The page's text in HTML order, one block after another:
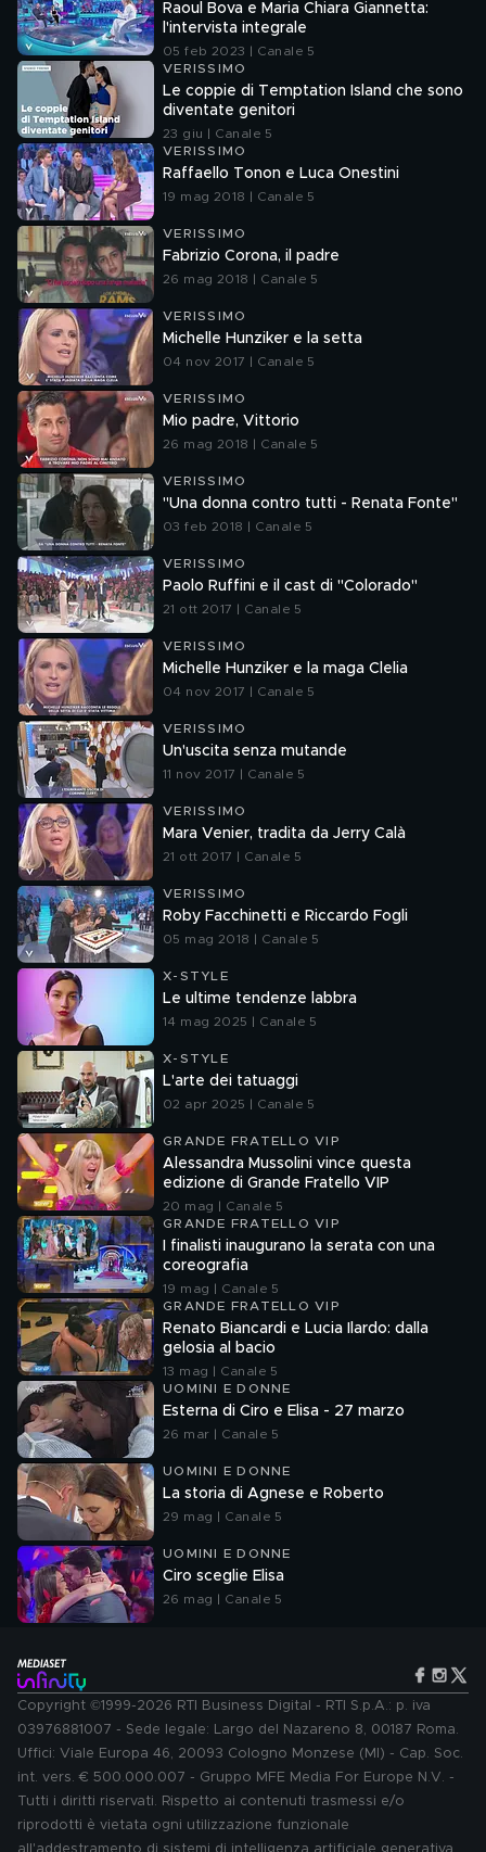
Raoul Bova e Maria Chiara Giannetta:
l'intervista integrale
05 feb 2023 | Canale 5
VERISSIMO
Le coppie di Temptation Island che sono
diventate genitori
23 giu | Canale 5
VERISSIMO
Raffaello Tonon e Luca Onestini
19 mag 2018 | Canale 5
VERISSIMO
Fabrizio Corona, il padre
26 mag 2018 | Canale 5
VERISSIMO
Michelle Hunziker e la setta
04 nov 2017 | Canale 5
VERISSIMO
Mio padre, Vittorio
26 mag 2018 | Canale 5
VERISSIMO
"Una donna contro tutti - Renata Fonte"
03 feb 2018 | Canale 5
VERISSIMO
Paolo Ruffini e il cast di "Colorado"
21 ott 2017 | Canale 5
VERISSIMO
Michelle Hunziker e la maga Clelia
04 nov 2017 | Canale 5
VERISSIMO
Un'uscita senza mutande
11 nov 2017 | Canale 5
VERISSIMO
Mara Venier, tradita da Jerry Calà
21 ott 2017 | Canale 5
VERISSIMO
Roby Facchinetti e Riccardo Fogli
05 mag 2018 | Canale 5
X-STYLE
Le ultime tendenze labbra
14 mag 2025 | Canale 5
X-STYLE
L'arte dei tatuaggi
02 apr 2025 | Canale 5
GRANDE FRATELLO VIP
Alessandra Mussolini vince questa
edizione di Grande Fratello VIP
20 mag | Canale 5
GRANDE FRATELLO VIP
I finalisti inaugurano la serata con una
coreografia
19 mag | Canale 5
GRANDE FRATELLO VIP
Renato Biancardi e Lucia Ilardo: dalla
gelosia al bacio
13 mag | Canale 5
UOMINI E DONNE
Esterna di Ciro e Elisa - 27 marzo
26 mar | Canale 5
UOMINI E DONNE
La storia di Agnese e Roberto
29 mag | Canale 5
UOMINI E DONNE
Ciro sceglie Elisa
26 mag | Canale 5
Copyright ©1999-2026 RTI Business Digital - RTI S.p.A.: p. iva
03976881007 - Sede legale: Largo del Nazareno 8, 00187 Roma.
Uffici: Viale Europa 46, 20093 Cologno Monzese (MI) - Cap. Soc.
int. vers. € 500.000.007 - Gruppo MFE Media For Europe N.V. -
Tutti i diritti riservati. Rispetto ai contenuti trasmessi e/o
riprodotti è vietata ogni utilizzazione funzionale